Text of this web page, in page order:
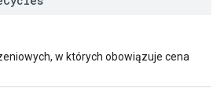
w których obowiązuje cena